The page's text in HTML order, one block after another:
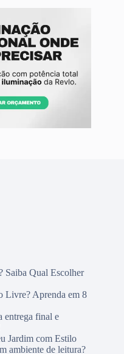
Saiba Qual Escolher
Livre? Aprenda em 8
entrega final e
Jardim com Estilo
ambiente de leitura?